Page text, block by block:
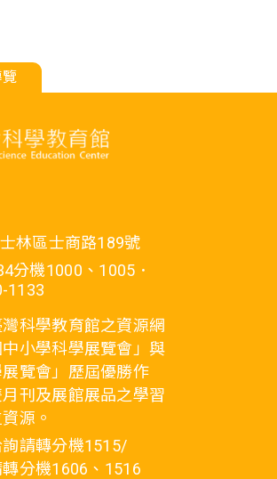
林區士商路189號
分機1000、1005．
1133
科學教育館之資源網
小學科學展覽會」與
展覽會」歷屆優勝作
刊及展館展品之學習
源。
請轉分機1515/
分機1606、1516